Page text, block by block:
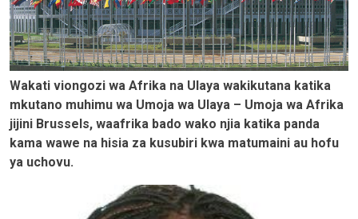
Wakati viongozi wa Afrika na Ulaya wakikutana katika
mkutano muhimu wa Umoja wa Ulaya – Umoja wa Afrika
jijini Brussels, waafrika bado wako njia katika panda
kama wawe na hisia za kusubiri kwa matumaini au hofu
ya uchovu.